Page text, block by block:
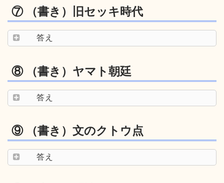
⑦ （書き）旧セッキ時代
答え
⑧ （書き）ヤマト朝廷
答え
⑨ （書き）文のクトウ点
答え